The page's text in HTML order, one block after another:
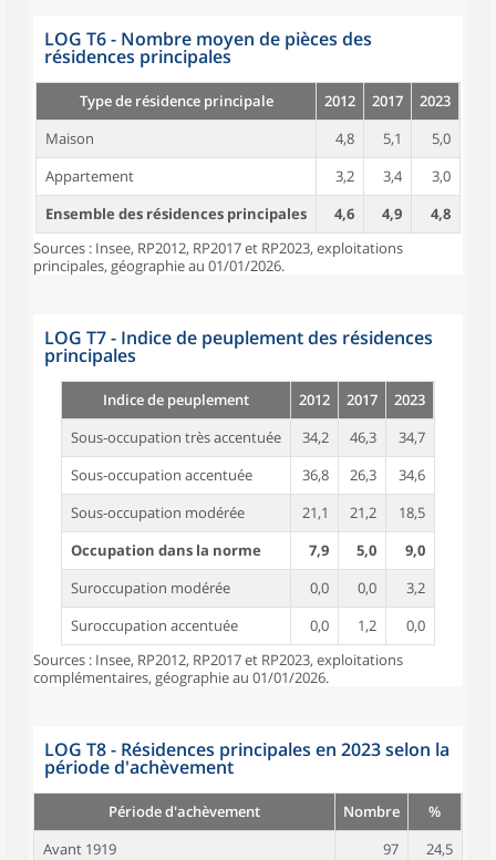
LOG T6 - Nombre moyen de pièces des
résidences principales
Type de résidence principale 2012 2017
2023
Maison
4,8 5,1
5,0
Appartement
3,2 3,4
3,0
Ensemble des résidences principales
4,6 4,9
4,8
Sources : Insee, RP2012, RP2017 et RP2023, exploitations
principales, géographie au 01/01/2026.
LOG T7 - Indice de peuplement des résidences
principales
Indice de peuplement 2012 2017
2023
Sous-occupation très accentuée
34,2 46,3
34,7
Sous-occupation accentuée
36,8 26,3
34,6
Sous-occupation modérée
21,1 21,2
18,5
Occupation dans la norme
7,9 5,0
9,0
Suroccupation modérée
0,0 0,0
3,2
Suroccupation accentuée
0,0 1,2
0,0
Sources : Insee, RP2012, RP2017 et RP2023, exploitations
complémentaires, géographie au 01/01/2026.
LOG T8 - Résidences principales en 2023 selon la
période d'achèvement
Période d'achèvement Nombre
%
Avant 1919
97
24,5